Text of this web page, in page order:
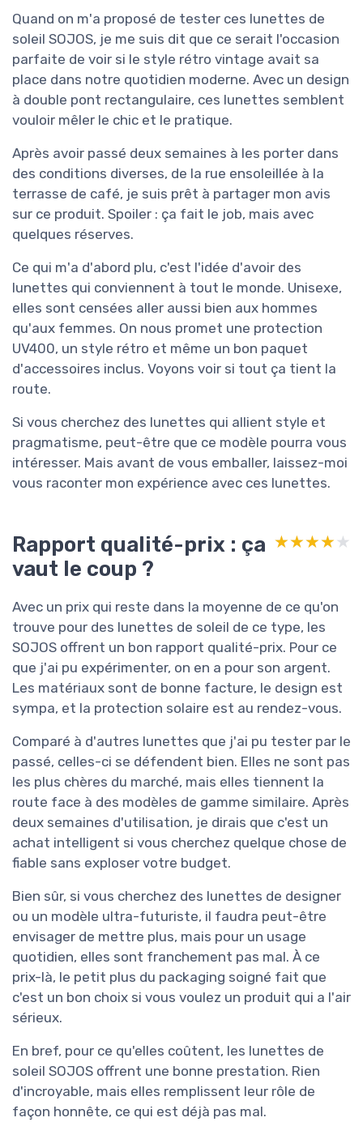
Quand on m'a proposé de tester ces lunettes de
soleil SOJOS, je me suis dit que ce serait l'occasion
parfaite de voir si le style rétro vintage avait sa
place dans notre quotidien moderne. Avec un design
à double pont rectangulaire, ces lunettes semblent
vouloir mêler le chic et le pratique.
Après avoir passé deux semaines à les porter dans
des conditions diverses, de la rue ensoleillée à la
terrasse de café, je suis prêt à partager mon avis
sur ce produit. Spoiler : ça fait le job, mais avec
quelques réserves.
Ce qui m'a d'abord plu, c'est l'idée d'avoir des
lunettes qui conviennent à tout le monde. Unisexe,
elles sont censées aller aussi bien aux hommes
qu'aux femmes. On nous promet une protection
UV400, un style rétro et même un bon paquet
d'accessoires inclus. Voyons voir si tout ça tient la
route.
Si vous cherchez des lunettes qui allient style et
pragmatisme, peut-être que ce modèle pourra vous
intéresser. Mais avant de vous emballer, laissez-moi
vous raconter mon expérience avec ces lunettes.
Rapport qualité-prix : ça
vaut le coup ?
★★★★★
★★★★★
Avec un prix qui reste dans la moyenne de ce qu'on
trouve pour des lunettes de soleil de ce type, les
SOJOS offrent un bon rapport qualité-prix. Pour ce
que j'ai pu expérimenter, on en a pour son argent.
Les matériaux sont de bonne facture, le design est
sympa, et la protection solaire est au rendez-vous.
Comparé à d'autres lunettes que j'ai pu tester par le
passé, celles-ci se défendent bien. Elles ne sont pas
les plus chères du marché, mais elles tiennent la
route face à des modèles de gamme similaire. Après
deux semaines d'utilisation, je dirais que c'est un
achat intelligent si vous cherchez quelque chose de
fiable sans exploser votre budget.
Bien sûr, si vous cherchez des lunettes de designer
ou un modèle ultra-futuriste, il faudra peut-être
envisager de mettre plus, mais pour un usage
quotidien, elles sont franchement pas mal. À ce
prix-là, le petit plus du packaging soigné fait que
c'est un bon choix si vous voulez un produit qui a l'air
sérieux.
En bref, pour ce qu'elles coûtent, les lunettes de
soleil SOJOS offrent une bonne prestation. Rien
d'incroyable, mais elles remplissent leur rôle de
façon honnête, ce qui est déjà pas mal.